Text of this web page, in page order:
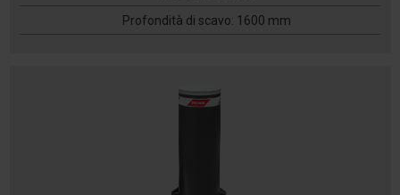
Profondità di scavo: 1600 mm